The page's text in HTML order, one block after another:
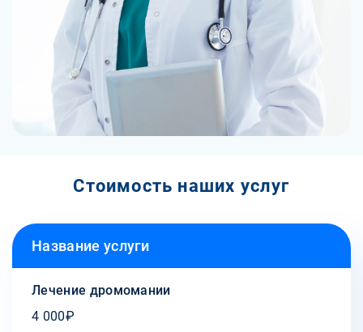
Стоимость наших услуг
Название услуги
Лечение дромомании
4 000₽